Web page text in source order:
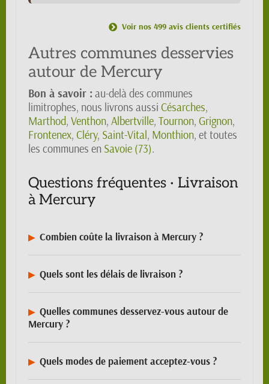
Voir nos 499 avis clients certifiés
Autres communes desservies
autour de Mercury
Bon à savoir : au-delà des communes
limitrophes, nous livrons aussi Césarches,
Marthod, Venthon, Albertville, Tournon, Grignon,
Frontenex, Cléry, Saint-Vital, Monthion, et toutes
les communes en Savoie (73).
Questions fréquentes · Livraison
à Mercury
Combien coûte la livraison à Mercury ?
Quels sont les délais de livraison ?
Quelles communes desservez-vous autour de
Mercury ?
Quels modes de paiement acceptez-vous ?